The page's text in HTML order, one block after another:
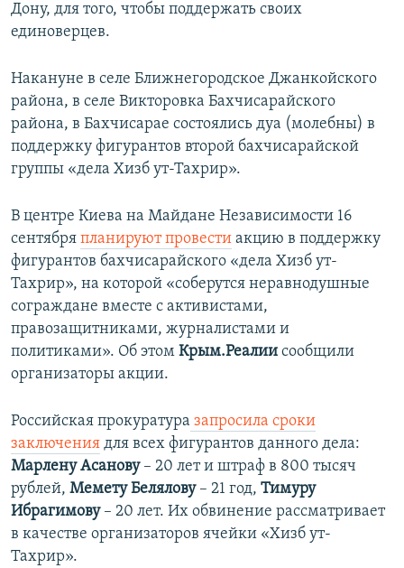
Дону, для того, чтобы поддержать своих
единоверцев.​
Накануне в селе Ближнегородское Джанкойского
района, в селе Викторовка Бахчисарайского
района, в Бахчисарае состоялись дуа (молебны) в
поддержку фигурантов второй бахчисарайской
группы «дела Хизб ут-Тахрир».
В центре Киева на Майдане Независимости 16
сентября планируют провести акцию в поддержку
фигурантов бахчисарайского «дела Хизб ут-
Тахрир», на которой «соберутся неравнодушные
сограждане вместе с активистами,
правозащитниками, журналистами и
политиками». Об этом Крым.Реалии сообщили
организаторы акции.
Российская прокуратура запросила сроки
заключения для всех фигурантов данного дела:
Марлену Асанову– 20 лет и штраф в 800 тысяч
рублей, Мемету Белялову– 21 год, Тимуру
Ибрагимову– 20 лет. Их обвинение рассматривает
в качестве организаторов ячейки «Хизб ут-
Тахрир».